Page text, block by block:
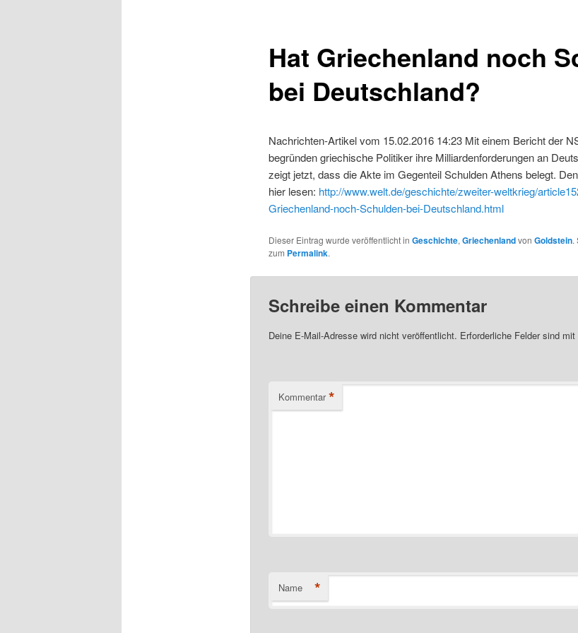
Hat Griechenland noch
bei Deutschland?
Nachrichten-Artikel vom 15.02.2016 14:23 Mit einem Bericht der
begründen griechische Politiker ihre Milliardenforderungen an
zeigt jetzt, dass die Akte im Gegenteil Schulden Athens belegt.
hier lesen: http://www.welt.de/geschichte/zweiter-weltkrieg/
Griechenland-noch-Schulden-bei-Deutschland.html
Dieser Eintrag wurde veröffentlicht in Geschichte, Griechenlandvon Goldstein.
zum Permalink.
Schreibe einen Kommentar
Deine E-Mail-Adresse wird nicht veröffentlicht. Erforderliche Felder sind mit
Kommentar *
Name *